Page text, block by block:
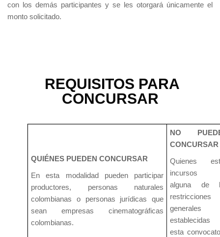
con los demás participantes y se les otorgará únicamente el
monto solicitado.
REQUISITOS PARA
CONCURSAR
QUIÉNES PUEDEN CONCURSAR
En esta modalidad pueden participar
productores, personas naturales
colombianas o personas jurídicas que
sean empresas cinematográficas
colombianas.
NO
CONCURSAR
Quienes
incursos
alguna de
restricciones
generales
establecidas
esta